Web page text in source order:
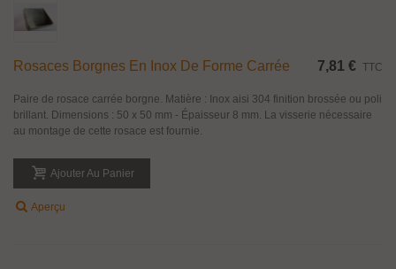
Rosaces Borgnes En Inox De Forme Carrée 7,81 € TTC
Paire de rosace carrée borgne. Matière : Inox aisi 304 finition brossée ou poli
brillant. Dimensions : 50 x 50 mm - Épaisseur 8 mm. La visserie nécessaire
au montage de cette rosace est fournie.
Ajouter Au Panier
Aperçu